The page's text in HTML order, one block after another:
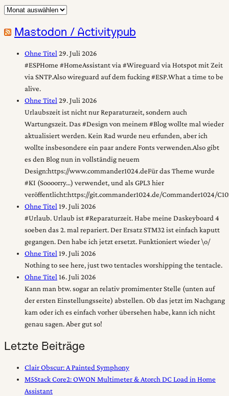
Archiv
Mastodon / Activitypub
Ohne Titel 29. Juli 2026
#ESPHome #HomeAssistant via #Wireguard via Hotspot mit Zeit
via SNTP.Also wireguard auf dem fucking #ESP.What a time to be
alive.
Ohne Titel 29. Juli 2026
Urlaubszeit ist nicht nur Reparaturzeit, sondern auch
Wartungszeit. Das #Design von meinem #Blog wollte mal wieder
aktualisiert werden. Kein Rad wurde neu erfunden, aber ich
wollte insbesondere ein paar andere Fonts verwenden.Also gibt
es den Blog nun in vollständig neuem
Design:https://www.commander1024.deFür das Theme wurde
#KI (Soooorry...) verwendet, und als GPL3 hier
veröffentlicht:https://git.commander1024.de/Commander1024/
Ohne Titel 19. Juli 2026
#Urlaub. Urlaub ist #Reparaturzeit. Habe meine Daskeyboard 4
soeben das 2. mal repariert. Der Ersatz STM32 ist einfach kaputt
gegangen. Den habe ich jetzt ersetzt. Funktioniert wieder \o/
Ohne Titel 19. Juli 2026
Nothing to see here, just two tentacles worshipping the tentacle.
Ohne Titel 16. Juli 2026
Kann man btw. sogar an relativ promimenter Stelle (unten auf
der ersten Einstellungsseite) abstellen. Ob das jetzt im Nachgang
kam oder ich es einfach vorher übersehen habe, kann ich nicht
genau sagen. Aber gut so!
Letzte Beiträge
Clair Obscur: A Painted Symphony
M5Stack Core2: OWON Multimeter & Atorch DC Load in Home
Assistant